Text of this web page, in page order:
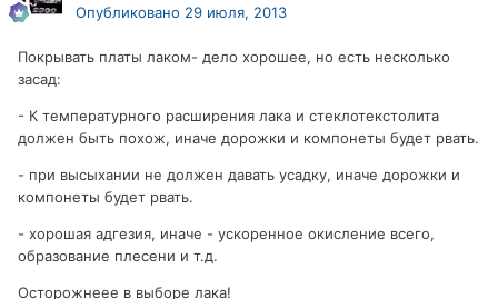
Опубликовано 29 июля, 2013
Покрывать платы лаком- дело хорошее, но есть несколько
засад:
- К температурного расширения лака и стеклотекстолита
должен быть похож, иначе дорожки и компонеты будет рвать.
- при высыхании не должен давать усадку, иначе дорожки и
компонеты будет рвать.
- хорошая адгезия, иначе - ускоренное окисление всего,
образование плесени и т.д.
Осторожнеее в выборе лака!